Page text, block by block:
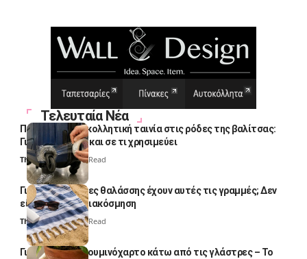
Τελευταία Νέα
Πολλοί βάζουν κολλητική ταινία στις ρόδες της βαλίτσας:
Γιατί το κάνουν και σε τι χρησιμεύει
Thali Ombre4 Min Read
Γιατί οι πετσέτες θαλάσσης έχουν αυτές τις γραμμές; Δεν
είναι μόνο για διακόσμηση
Thali Ombre5 Min Read
Γιατί βάζουν αλουμινόχαρτο κάτω από τις γλάστρες – Το